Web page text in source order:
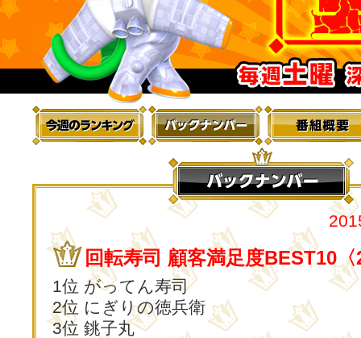
回転寿司 顧客満足度BEST10
1位 がってん寿司
2位 にぎりの徳兵衛
3位 銚子丸